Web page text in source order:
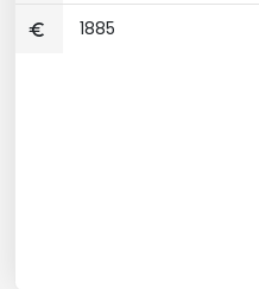
1885